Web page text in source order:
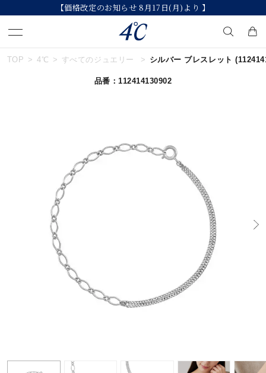
【価格改定のお知らせ 8月17日(月)より 】
キーワードで検索する
#ハーフエタニティリング
#ダイヤモンド ネックレス
カテゴリー ブレスレット
誕生石
TOP 4℃ すべてのジュエリー シルバー ブレスレット
品番：112414130902